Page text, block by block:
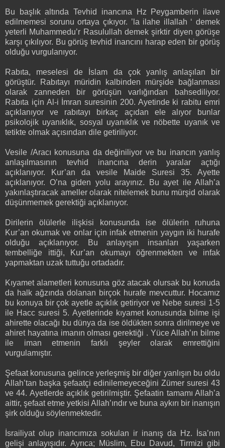
Bu başlık altında Tevhid inancına Hz Peygamberin ilave
edilmemesi sorunu ortaya çıkıyor. ’la ilahe illallah ‘ demek
yeterli Muhammedu’r Rasulullah demek şirktir diyen görüşe
karşı çıkılıyor. Bu görüş tevhid inancını harap eden bir görüş
olduğu vurgulanıyor.
Rabıta, meselesi de İslam da çok yanlış anlaşılan bir
görüştür. Rabıtayı müridin kalbinden mürşide bağlanması
olarak zanneden bir görüşün varlığından bahsediliyor.
Rabıta için Al-i İmran suresinin 200. Ayetinde ki rabitu emri
açıklanıyor ve rabıtayı birkaç açıdan ele alıyor bunlar
psikolojik uyanıklık, sosyal uyanıklık ve nöbette uyanık ve
tetikte olmak açısından dile getiriliyor.
Vesile /Aracı konusuna da değiniliyor ve bu inancın yanlış
anlaşılmasının tevhid inancına derin yaralar açtığı
açıklanıyor. Kur’an da vesile Maide Suresi 35. Ayette
açıklanıyor. O’na giden yolu arayınız. Bu ayet ile Allah’a
yakınlaştıracak ameller olarak nitelemek bunu mürşid olarak
düşünmemek gerektiği açıklanıyor.
Dirilerin ölülerle ilişkisi konusunda ise ölülerin ruhuna
Kur’an okumak ve onlar için infak etmenin yaygın iki hurafe
olduğu açıklanıyor. Bu anlayışın insanları yaşarken
tembelliğe ittiği, Kur’an okumayı öğrenmekten ve infak
yapmaktan uzak tuttuğu ortadadır.
Kıyamet alametleri konusuna göz atacak olursak bu konuda
da halk ağzında dolanan birçok hurafe mevcuttur. Hocamız
bu konuya bir çok ayetle açıklık getiriyor ve Nebe suresi 1-5
ile Hacc suresi 5. Ayetlerinde kıyamet konusunda bilme işi
ahirette olacağı bu dünya da ise öldükten sonra dirilmeye ve
ahiret hayatına imanın olması gerektiği . Yüce Allah’ın bilme
ile iman etmenin farklı şeyler olarak emrettiğini
vurgulamıştır.
Şefaat konusuna gelince yerleşmiş bir diğer yanlışın bu oldu
Allah’tan başka şefaatçi edinilemeyeceğini Zümer suresi 43
ve 44. Ayetlerde açıklık getirilmiştir. Şefaatin tamamı Allah’a
aittir, şefaat etme yetkisi Allah’ındır ve buna aykırı bir inanışın
şirk olduğu söylenmektedir.
İsrailiyat olup inancımıza sokulan ir inanış da Hz. İsa’nın
gelişi anlayışıdır. Ayrıca; Müslim, Ebu Davud, Tirmizi gibi